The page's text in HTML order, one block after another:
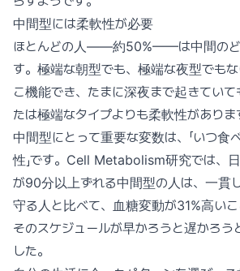
中間型には柔軟性が必要
ほとんどの人——約50%——は中間のど
す。極端な朝型でも、極端な夜型でも
こ機能でき、たまに深夜まで起きてい
たは極端なタイプよりも柔軟性がありま
中間型にとって重要な変数は、「いつ食べ
性」です。Cell Metabolism研究では、
が90分以上ずれる中間型の人は、一貫
守る人と比べて、血糖変動が31%高いこ
そのスケジュールが早かろうと遅かろう
した。